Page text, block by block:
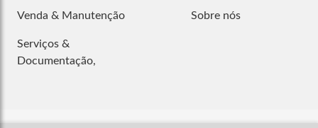
Venda & Manutenção
Serviços &
Documentação,
Sobre nós